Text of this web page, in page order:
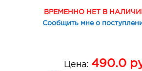
Polyquaternium-10, Disodium EDTA,
ВРЕМЕННО НЕТ В
Сообщить мне о
Цена: 490.0